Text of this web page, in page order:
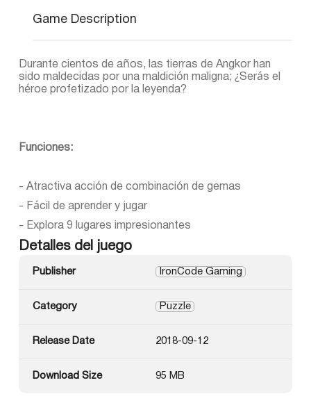
Game Description
Durante cientos de años, las tierras de Angkor han
sido maldecidas por una maldición maligna; ¿Serás el
héroe profetizado por la leyenda?
Funciones:
- Atractiva acción de combinación de gemas
- Fácil de aprender y jugar
- Explora 9 lugares impresionantes
Detalles del juego
Publisher IronCode Gaming
Category Puzzle
Release Date 2018-09-12
Download Size 95 MB